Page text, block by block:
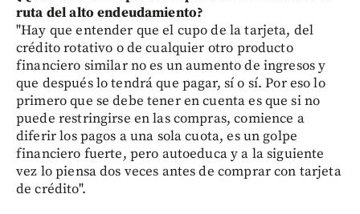
ruta del alto endeudamiento?
"Hay que entender que el cupo de la tarjeta, del
crédito rotativo o de cualquier otro producto
financiero similar no es un aumento de ingresos y
que después lo tendrá que pagar, sí o sí. Por eso lo
primero que se debe tener en cuenta es que si no
puede restringirse en las compras, comience a
diferir los pagos a una sola cuota, es un golpe
financiero fuerte, pero autoeduca y a la siguiente
vez lo piensa dos veces antes de comprar con tarjeta
de crédito".